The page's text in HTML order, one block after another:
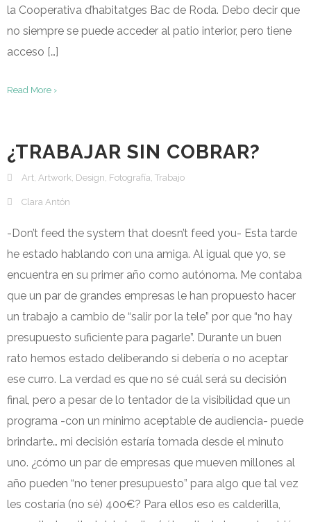
la Cooperativa d’habitatges Bac de Roda. Debo decir que
no siempre se puede acceder al patio interior, pero tiene
acceso […]
Read More ›
¿TRABAJAR SIN COBRAR?
Art, Artwork, Design, Fotografía, Trabajo
Clara Antón
-Don’t feed the system that doesn’t feed you- Esta tarde
he estado hablando con una amiga. Al igual que yo, se
encuentra en su primer año como autónoma. Me contaba
que un par de grandes empresas le han propuesto hacer
un trabajo a cambio de “salir por la tele” por que “no hay
presupuesto suficiente para pagarle”. Durante un buen
rato hemos estado deliberando si debería o no aceptar
ese curro. La verdad es que no sé cuál será su decisión
final, pero a pesar de lo tentador de la visibilidad que un
programa -con un mínimo aceptable de audiencia- puede
brindarte… mi decisión estaría tomada desde el minuto
uno. ¿cómo un par de empresas que mueven millones al
año pueden “no tener presupuesto” para algo que tal vez
les costaría (no sé) 400€? Para ellos eso es calderilla,